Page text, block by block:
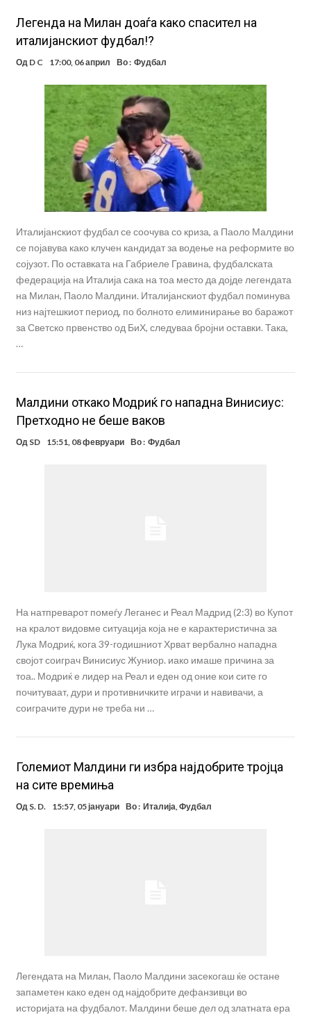
Легенда на Милан доаѓа како спасител на
италијанскиот фудбал!?
Од D C 17:00, 06 април Во : Фудбал
Италијанскиот фудбал се соочува со криза, а Паоло Малдини
се појавува како клучен кандидат за водење на реформите во
сојузот. По оставката на Габриеле Гравина, фудбалската
федерација на Италија сака на тоа место да дојде легендата
на Милан, Паоло Малдини. Италијанскиот фудбал поминува
низ најтешкиот период, по болното елиминирање во баражот
за Светско првенство од БиХ, следуваа бројни оставки. Така,
…
Малдини откако Модриќ го нападна Винисиус:
Претходно не беше ваков
Од SD 15:51, 08 февруари Во : Фудбал
На натпреварот помеѓу Леганес и Реал Мадрид (2:3) во Купот
на кралот видовме ситуација која не е карактеристична за
Лука Модриќ, кога 39-годишниот Хрват вербално нападна
својот соиграч Винисиус Жуниор. иако имаше причина за
тоа.. Модриќ е лидер на Реал и еден од оние кои сите го
почитуваат, дури и противничките играчи и навивачи, а
соиграчите дури не треба ни …
Големиот Малдини ги избра најдобрите тројца
на сите времиња
Од S. D. 15:57, 05 јануари Во : Италија Фудбал
Легендата на Милан, Паоло Малдини засекогаш ќе остане
запаметен како еден од најдобрите дефанзивци во
историјата на фудбалот. Малдини беше дел од златната ера